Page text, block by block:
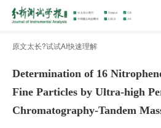
原文太长?试试AI快速理解
Determination of 16
Fine Particles by Ultra-high
Chromatography-Tandem